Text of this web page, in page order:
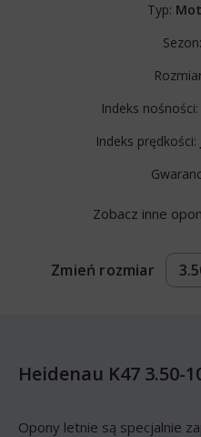
Typ:
Sezon:
Indeks nośności:
Indeks prędkości:
Zobacz inne
Zmień rozmiar
Heidenau K47 3.50-
Opony letnie są specjalnie